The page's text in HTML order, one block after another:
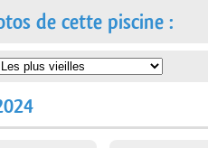
de cette piscine :